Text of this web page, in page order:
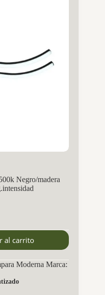
Negro/madera
al carrito
Moderna Marca: